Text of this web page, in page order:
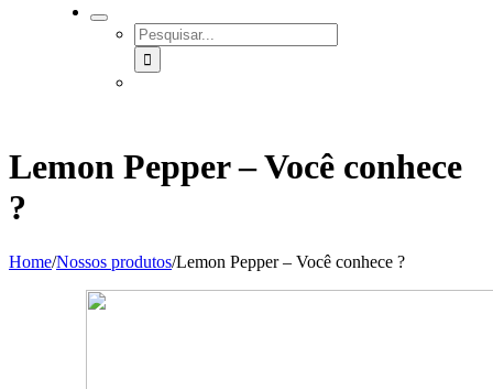
SEARCH
FOR:
Lemon Pepper – Você conhece
?
Home/Nossos produtos/Lemon Pepper – Você conhece ?